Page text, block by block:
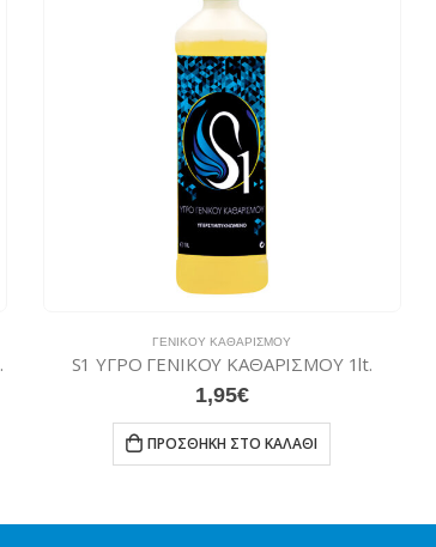
ΓΕΝΙΚΟΎ ΚΑΘΑΡΙΣΜΟΎ
S1 ΥΓΡΟ ΓΕΝΙΚΟΥ ΚΑΘΑΡΙΣΜΟΥ 1lt.
ΠΡΟΣΘΉΚΗ ΣΤΟ ΚΑΛΆΘΙ